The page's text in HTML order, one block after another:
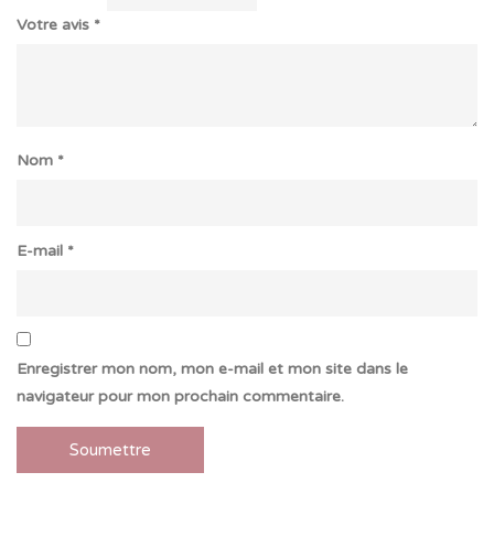
Votre avis *
Nom *
E-mail *
Enregistrer mon nom, mon e-mail et mon site dans le
navigateur pour mon prochain commentaire.